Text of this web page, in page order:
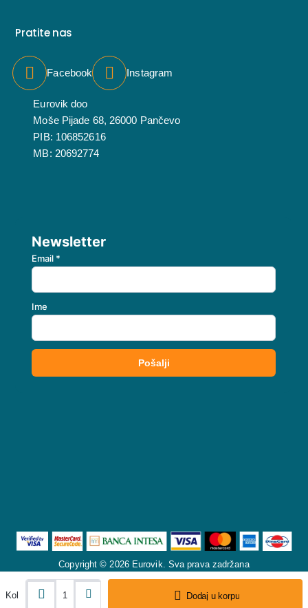
Kol Dodaj u korpu
Pratite nas
Facebook Instagram
Eurovik doo
Moše Pijade 68, 26000 Pančevo
PIB: 106852616
MB: 20692774
Copyright © 2026 Eurovik. Sva prava zadržana